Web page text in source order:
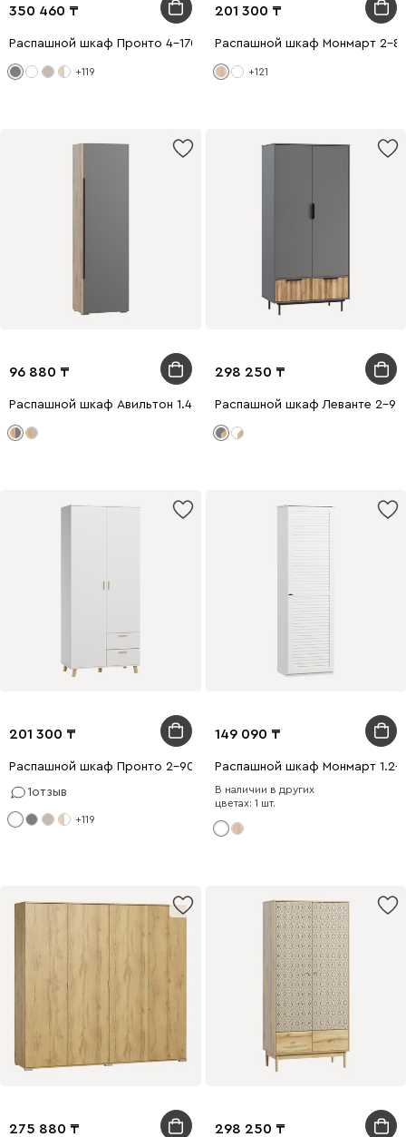
350 460
Распашной шкаф Пронто 4-170x210 Графитовый
+119
201 300
Распашной шкаф Монмарт 2-
+121
96 880
Распашной шкаф Авильтон 1.4-60x205 Графитовый
298 250
Распашной шкаф Леванте 2-
201 300
Распашной шкаф Пронто 2-90x210 Белый
1отзыв
+119
149 090
Распашной шкаф Монмарт 1.2-
В наличии в других
цветах: 1 шт.
275 880 298 250